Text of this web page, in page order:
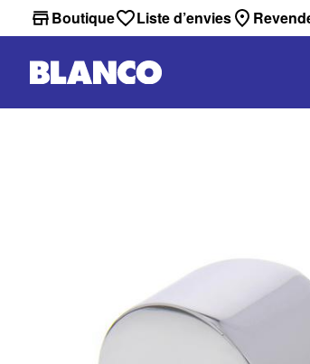
Boutique Liste d’envies